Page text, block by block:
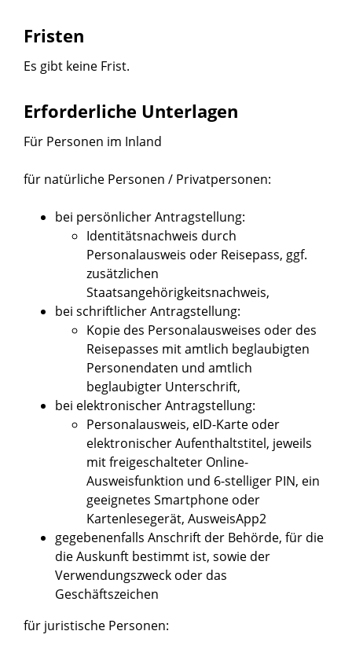
Fristen
Es gibt keine Frist.
Erforderliche Unterlagen
Für Personen im Inland
für natürliche Personen / Privatpersonen:
bei persönlicher Antragstellung:
Identitätsnachweis durch
Personalausweis oder Reisepass, ggf.
zusätzlichen
Staatsangehörigkeitsnachweis,
bei schriftlicher Antragstellung:
Kopie des Personalausweises oder des
Reisepasses mit amtlich beglaubigten
Personendaten und amtlich
beglaubigter Unterschrift,
bei elektronischer Antragstellung:
Personalausweis, eID-Karte oder
elektronischer Aufenthaltstitel, jeweils
mit freigeschalteter Online-
Ausweisfunktion und 6-stelliger PIN, ein
geeignetes Smartphone oder
Kartenlesegerät, AusweisApp2
gegebenenfalls Anschrift der Behörde, für die
die Auskunft bestimmt ist, sowie der
Verwendungszweck oder das
Geschäftszeichen
für juristische Personen: